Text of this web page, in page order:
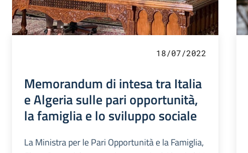
18/07/2022
Memorandum di intesa tra Italia
e Algeria sulle pari opportunità,
la famiglia e lo sviluppo sociale
La Ministra per le Pari Opportunità e la Famiglia,